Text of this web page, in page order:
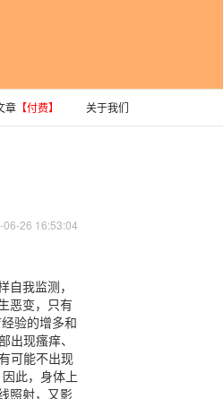
章 【付费】 关于我们
06-26 16:53:04
我监测，
恶变，只有
验的增多和
现瘙痒、
可能不出现
此，身体上
照射，又影